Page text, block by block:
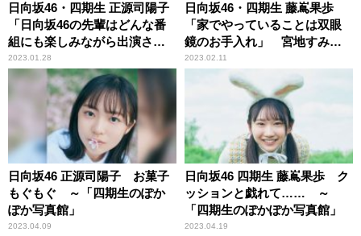
日向坂46・四期生 正源司陽子
「日向坂46の先輩はどんな番
組にも楽しみながら出演され
ている」 竹内希来里「この
前、エコバッグを落としてし
まいました」
2023.01.28
日向坂46・四期生 藤嶌果歩
「家でやっていることは双眼
鏡のお手入れ」 宮地すみれ
「休憩中は『紙コップお絵か
き事件』の犯人探しを」
2023.02.11
日向坂46 正源司陽子 お菓子
もぐもぐ ～「四期生のぽか
ぽか写真館」
2023.04.09
日向坂46 四期生 藤嶌果歩 ク
ッションと戯れて…… ～
「四期生のぽかぽか写真館」
2023.04.19